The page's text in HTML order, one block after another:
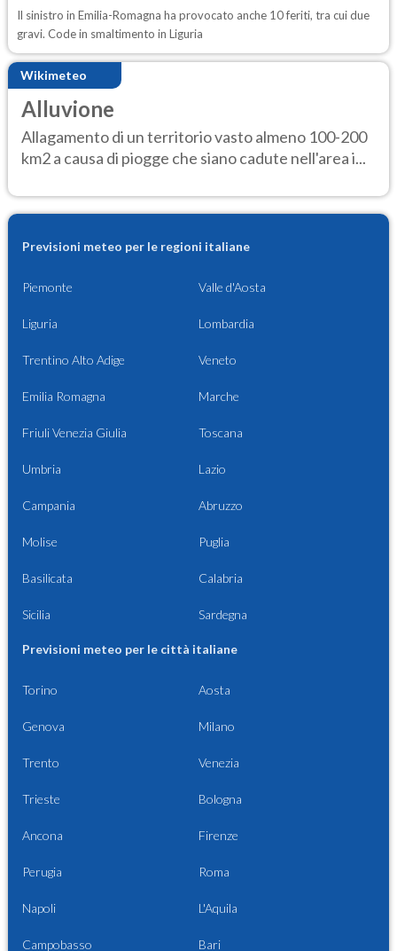
Il sinistro in Emilia-Romagna ha provocato anche 10 feriti, tra cui due
gravi. Code in smaltimento in Liguria
Wikimeteo
Alluvione
Allagamento di un territorio vasto almeno 100-200
km2 a causa di piogge che siano cadute nell'area i...
Previsioni meteo per le regioni italiane
Piemonte Valle d'Aosta
Liguria Lombardia
Trentino Alto Adige Veneto
Emilia Romagna Marche
Friuli Venezia Giulia Toscana
Umbria Lazio
Campania Abruzzo
Molise Puglia
Basilicata Calabria
Sicilia Sardegna
Previsioni meteo per le città italiane
Torino Aosta
Genova Milano
Trento Venezia
Trieste Bologna
Ancona Firenze
Perugia Roma
Napoli L'Aquila
Campobasso Bari